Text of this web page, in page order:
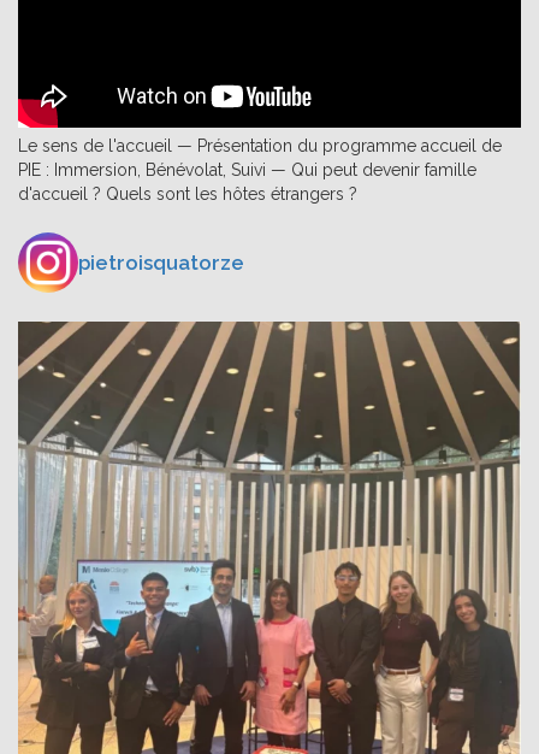
Le sens de l'accueil — Présentation du programme accueil de
PIE : Immersion, Bénévolat, Suivi — Qui peut devenir famille
d'accueil ? Quels sont les hôtes étrangers ?
pietroisquatorze